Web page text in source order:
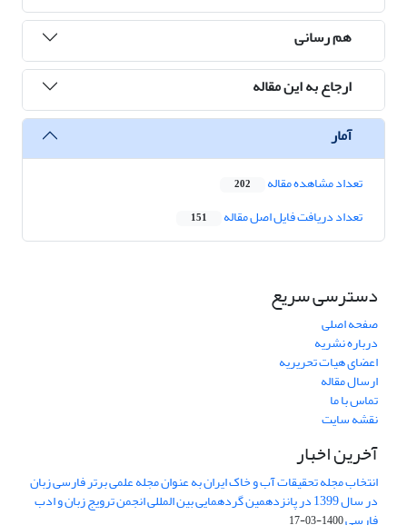
هم رسانی
ارجاع به این مقاله
آمار
تعداد مشاهده مقاله 202
تعداد دریافت فایل اصل مقاله 151
دسترسی سریع
صفحه اصلی
درباره نشریه
اعضای هیات تحریریه
ارسال مقاله
تماس با ما
نقشه سایت
آخرین اخبار
انتخاب مجله تحقیقات آب و خاک ایران به عنوان مجله علمی برتر فارسی زبان
در سال 1399 در پانزدهمین گردهمایی بین المللی انجمن ترویج زبان و ادب